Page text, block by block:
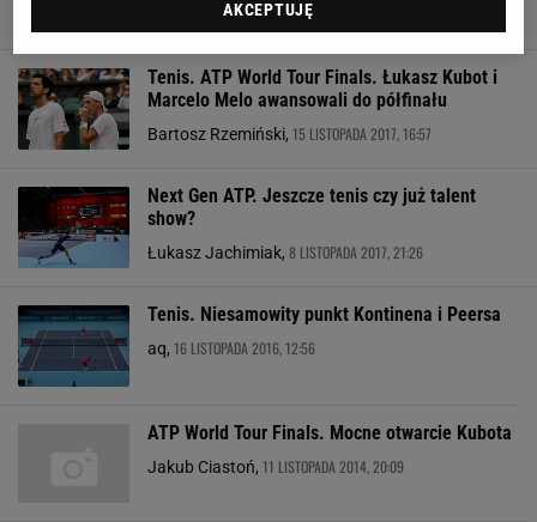
Wojciech Michałowski,
Tenis. ATP World Tour Finals. Łukasz Kubot i
Marcelo Melo awansowali do półfinału
Bartosz Rzemiński, 15 LISTOPADA 2017, 16:57
Next Gen ATP. Jeszcze tenis czy już talent
show?
Łukasz Jachimiak, 8 LISTOPADA 2017, 21:26
Tenis. Niesamowity punkt Kontinena i Peersa
aq, 16 LISTOPADA 2016, 12:56
ATP World Tour Finals. Mocne otwarcie Kubota
Jakub Ciastoń, 11 LISTOPADA 2014, 20:09
AKCEPTUJĘ